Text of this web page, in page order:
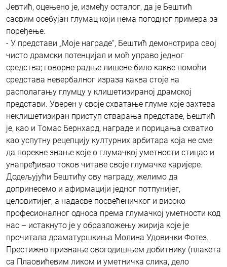
Јевтић, оцењено је, између осталог, да је Бештић
сасвим осебујан глумац који нема погодног примера за
поређење.
- У представи „Моје награде“, Бештић демонстрира свој
чисто драмски потенцијал и моћ управо једног
средства; говорне радње лишене било какве помоћи
средстава невербалног израза каква стоје на
располагању глумцу у клишетизираној драмској
представи. Уверен у своје схватање глуме које захтева
неклишетизиран приступ стварања представе, Бештић
је, као и Томас Бернхард, награде и порицања схватио
као успутну рецепцију културних арбитара која не сме
да порекне знање које о глумачкој уметности стицао и
унапређивао токов читаве своје глумачке каријере.
Додељујући Бештићу ову награду, желимо да
допринесемо и афирмацији једног потпунијег,
целовитијег, а надасве посвећеничког и високо
професионалног односа према глумачкој уметности код
нас – истакнуто је у образложењу жирија које је
прочитала драматуршкиња Молина Удовички Фотез.
Престижно признање овогодишњем добитнику (плакета
са Плаовићевим ликом и уметничка слика, дело